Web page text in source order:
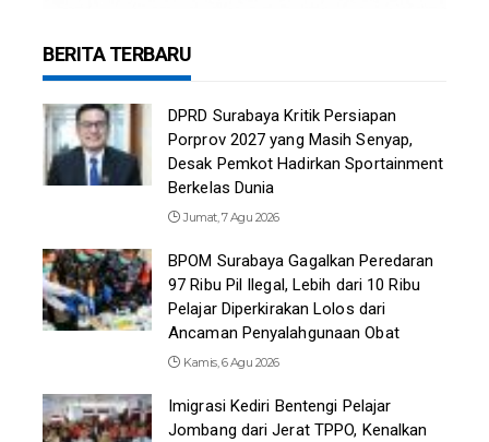
BERITA TERBARU
DPRD Surabaya Kritik Persiapan
Porprov 2027 yang Masih Senyap,
Desak Pemkot Hadirkan Sportainment
Berkelas Dunia
Jumat, 7 Agu 2026
BPOM Surabaya Gagalkan Peredaran
97 Ribu Pil Ilegal, Lebih dari 10 Ribu
Pelajar Diperkirakan Lolos dari
Ancaman Penyalahgunaan Obat
Kamis, 6 Agu 2026
Imigrasi Kediri Bentengi Pelajar
Jombang dari Jerat TPPO, Kenalkan